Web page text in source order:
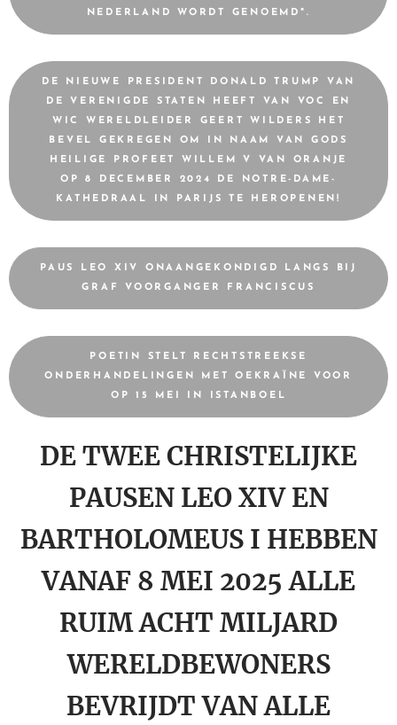
NEDERLAND WORDT GENOEMD".
DE NIEUWE PRESIDENT DONALD TRUMP VAN
DE VERENIGDE STATEN HEEFT VAN VOC EN
WIC WERELDLEIDER GEERT WILDERS HET
BEVEL GEKREGEN OM IN NAAM VAN GODS
HEILIGE PROFEET WILLEM V VAN ORANJE
OP 8 DECEMBER 2024 DE NOTRE-DAME-
KATHEDRAAL IN PARIJS TE HEROPENEN!
PAUS LEO XIV ONAANGEKONDIGD LANGS BIJ
GRAF VOORGANGER FRANCISCUS
POETIN STELT RECHTSTREEKSE
ONDERHANDELINGEN MET OEKRAÏNE VOOR
OP 15 MEI IN ISTANBOEL
DE TWEE CHRISTELIJKE
PAUSEN LEO XIV EN
BARTHOLOMEUS I HEBBEN
VANAF 8 MEI 2025 ALLE
RUIM ACHT MILJARD
WERELDBEWONERS
BEVRIJDT VAN ALLE